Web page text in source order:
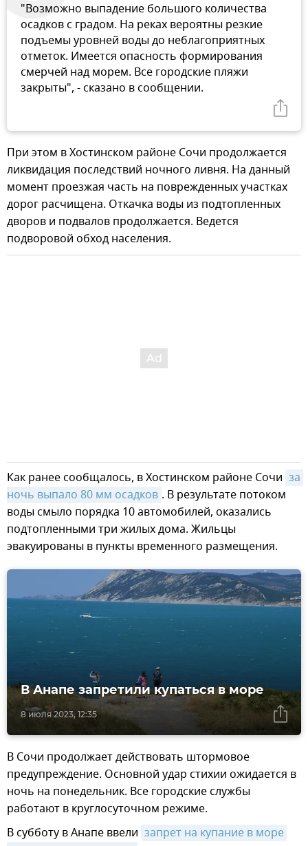
"Возможно выпадение большого количества
осадков с градом. На реках вероятны резкие
подъемы уровней воды до неблагоприятных
отметок. Имеется опасность формирования
смерчей над морем. Все городские пляжи
закрыты", - сказано в сообщении.
При этом в Хостинском районе Сочи продолжается
ликвидация последствий ночного ливня. На данный
момент проезжая часть на поврежденных участках
дорог расчищена. Откачка воды из подтопленных
дворов и подвалов продолжается. Ведется
подворовой обход населения.
Как ранее сообщалось, в Хостинском районе Сочи за
ночь выпало 80 мм осадков . В результате потоком
воды смыло порядка 10 автомобилей, оказались
подтопленными три жилых дома. Жильцы
эвакуированы в пункты временного размещения.
8 июля 2023, 12:35
В Анапе запретили купаться в море
В Сочи продолжает действовать штормовое
предупреждение. Основной удар стихии ожидается в
ночь на понедельник. Все городские службы
работают в круглосуточном режиме.
В субботу в Анапе ввели запрет на купание в море